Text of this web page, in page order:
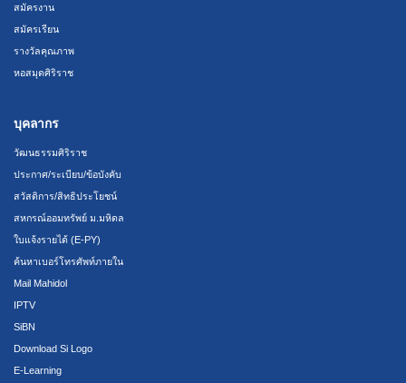
สมัครงาน
สมัครเรียน
รางวัลคุณภาพ
หอสมุดศิริราช
บุคลากร
วัฒนธรรมศิริราช
ประกาศ/ระเบียบ/ข้อบังคับ
สวัสดิการ/สิทธิประโยชน์
สหกรณ์ออมทรัพย์ ม.มหิดล
ใบแจ้งรายได้ (E-PY)
ค้นหาเบอร์โทรศัพท์ภายใน
Mail Mahidol
IPTV
SiBN
Download Si Logo
E-Learning